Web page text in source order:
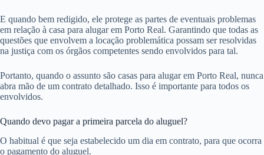
E quando bem redigido, ele protege as partes de eventuais problemas
em relação à casa para alugar em Porto Real. Garantindo que todas as
questões que envolvem a locação problemática possam ser resolvidas
na justiça com os órgãos competentes sendo envolvidos para tal.
Portanto, quando o assunto são casas para alugar em Porto Real, nunca
abra mão de um contrato detalhado. Isso é importante para todos os
envolvidos.
Quando devo pagar a primeira parcela do aluguel?
O habitual é que seja estabelecido um dia em contrato, para que ocorra
o pagamento do aluguel.